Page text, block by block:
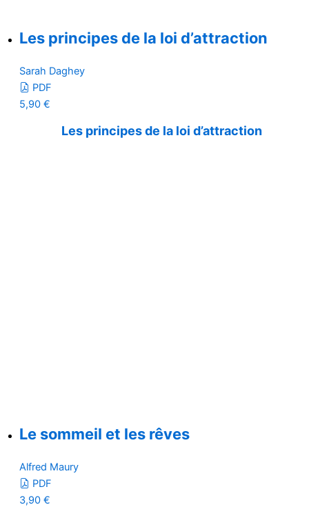
Les principes de la loi d’attraction
Sarah Daghey
PDF
5,90 €
Les principes de la loi d’attraction
Le sommeil et les rêves
Alfred Maury
PDF
3,90 €